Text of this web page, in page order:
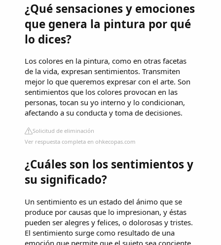
¿Qué sensaciones y emociones
que genera la pintura por qué
lo dices?
Los colores en la pintura, como en otras facetas
de la vida, expresan sentimientos. Transmiten
mejor lo que queremos expresar con el arte. Son
sentimientos que los colores provocan en las
personas, tocan su yo interno y lo condicionan,
afectando a su conducta y toma de decisiones.
Solicitud de eliminación
Ver respuesta completa en ohkecopas.com
¿Cuáles son los sentimientos y
su significado?
Un sentimiento es un estado del ánimo que se
produce por causas que lo impresionan, y éstas
pueden ser alegres y felices, o dolorosas y tristes.
El sentimiento surge como resultado de una
emoción que permite que el sujeto sea conciente